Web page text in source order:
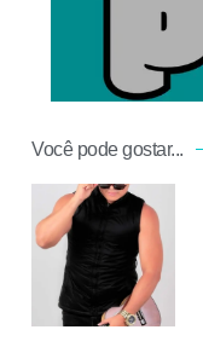
Você pode gostar...